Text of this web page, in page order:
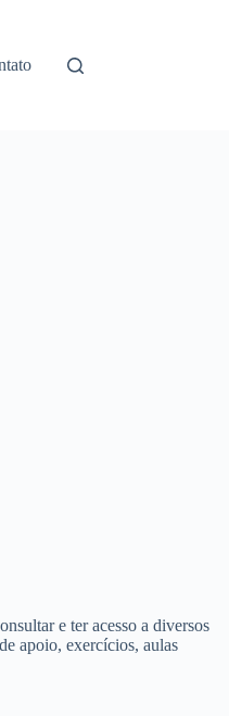
e ter acesso a diversos
apoio, exercícios, aulas